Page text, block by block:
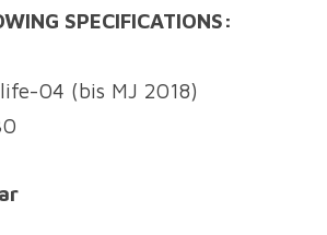
SPECIFICATIONS:
04 (bis MJ 2018)